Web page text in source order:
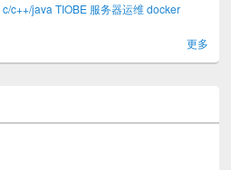
c/c++/java TIOBE 服务器运维 docker
更多